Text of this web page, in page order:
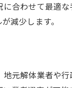
合わせて最適
減少します。
元解体業者や